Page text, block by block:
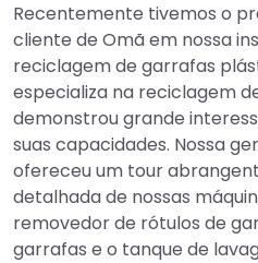
Recentemente tivemos o
cliente de Omã em nossa
reciclagem de garrafas
especializa na reciclagem
demonstrou grande
suas capacidades. Nossa
ofereceu um tour
detalhada de nossas
removedor de rótulos de
garrafas e o tanque de